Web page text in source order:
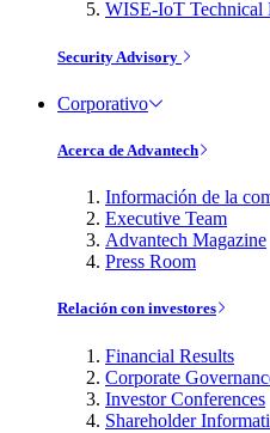
WISE-IoT Technical
Security Advisory
Corporativo
Acerca de Advantech
Información de la
Executive Team
Advantech Magazine
Press Room
Relación con investores
Financial Results
Corporate
Investor Conferences
Shareholder